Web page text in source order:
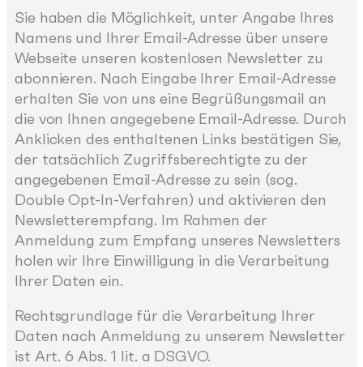
Sie haben die Möglichkeit, unter Angabe Ihres
Namens und Ihrer Email-Adresse über unsere
Webseite unseren kostenlosen Newsletter zu
abonnieren. Nach Eingabe Ihrer Email-Adresse
erhalten Sie von uns eine Begrüßungsmail an
die von Ihnen angegebene Email-Adresse. Durch
Anklicken des enthaltenen Links bestätigen Sie,
der tatsächlich Zugriffsberechtigte zu der
angegebenen Email-Adresse zu sein (sog.
Double Opt-In-Verfahren) und aktivieren den
Newsletterempfang. Im Rahmen der
Anmeldung zum Empfang unseres Newsletters
holen wir Ihre Einwilligung in die Verarbeitung
Ihrer Daten ein.
Rechtsgrundlage für die Verarbeitung Ihrer
Daten nach Anmeldung zu unserem Newsletter
ist Art. 6 Abs. 1 lit. a DSGVO.